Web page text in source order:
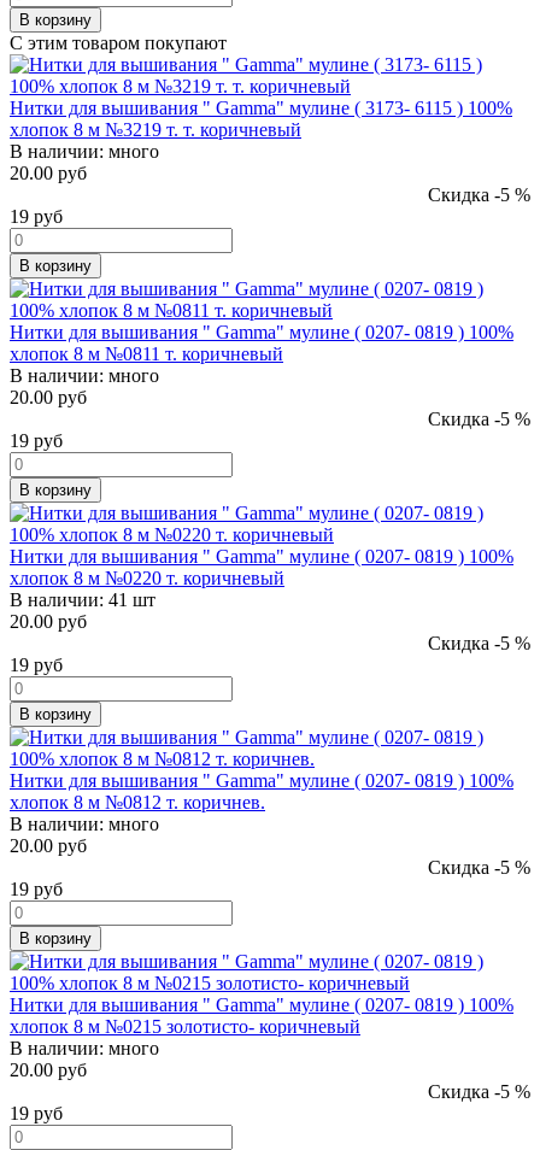
В корзину
С этим товаром покупают
Нитки для вышивания " Gamma" мулине ( 3173- 6115 ) 100%
хлопок 8 м №3219 т. т. коричневый
В наличии: много
20.00 руб
Скидка -5 %
19 руб
В корзину
Нитки для вышивания " Gamma" мулине ( 0207- 0819 ) 100%
хлопок 8 м №0811 т. коричневый
В наличии: много
20.00 руб
Скидка -5 %
19 руб
В корзину
Нитки для вышивания " Gamma" мулине ( 0207- 0819 ) 100%
хлопок 8 м №0220 т. коричневый
В наличии: 41 шт
20.00 руб
Скидка -5 %
19 руб
В корзину
Нитки для вышивания " Gamma" мулине ( 0207- 0819 ) 100%
хлопок 8 м №0812 т. коричнев.
В наличии: много
20.00 руб
Скидка -5 %
19 руб
В корзину
Нитки для вышивания " Gamma" мулине ( 0207- 0819 ) 100%
хлопок 8 м №0215 золотисто- коричневый
В наличии: много
20.00 руб
Скидка -5 %
19 руб